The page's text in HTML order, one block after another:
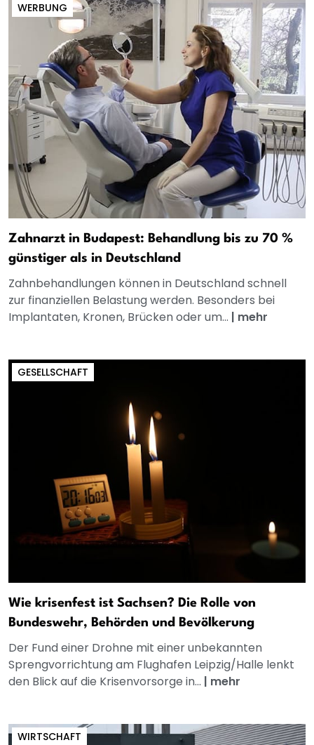
WERBUNG
Zahnarzt in Budapest: Behandlung bis zu 70 %
günstiger als in Deutschland
Zahnbehandlungen können in Deutschland schnell
zur finanziellen Belastung werden. Besonders bei
Implantaten, Kronen, Brücken oder um... | mehr
GESELLSCHAFT
Wie krisenfest ist Sachsen? Die Rolle von
Bundeswehr, Behörden und Bevölkerung
Der Fund einer Drohne mit einer unbekannten
Sprengvorrichtung am Flughafen Leipzig/Halle lenkt
den Blick auf die Krisenvorsorge in... | mehr
WIRTSCHAFT